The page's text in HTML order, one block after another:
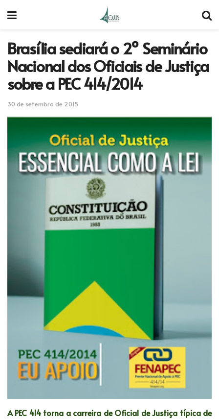
Brasília sediará o 2º Seminário
Nacional dos Oficiais de Justiça
sobre a PEC 414/2014
30 de setembro de 2015
A PEC 414 torna a carreira de Oficial de Justiça típica de